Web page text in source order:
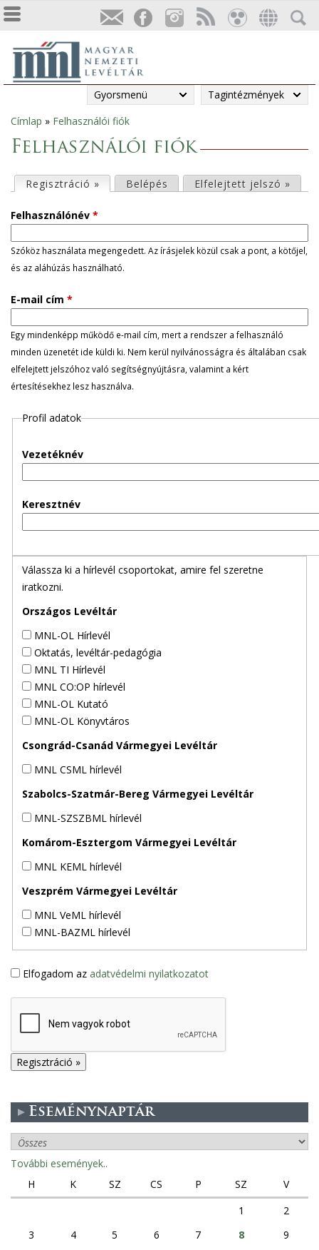
Gyorsmenü Tagintézmények
Jelenlegi
hely
Címlap » Felhasználói fiók
Felhasználói fiók
l
s
ő
d
l
e
g
e
Regisztráció » (aktív fül)
Belépés Elfelejtett jelszó »
Felhasználónév *
Szóköz használata megengedett. Az írásjelek közül csak a pont, a kötőjel,
és az aláhúzás használható.
E-mail cím *
Egy mindenképp működő e-mail cím, mert a rendszer a felhasználó
minden üzenetét ide küldi ki. Nem kerül nyilvánosságra és általában csak
elfelejtett jelszóhoz való segítségnyújtásra, valamint a kért
értesítésekhez lesz használva.
Profil adatok
Vezetéknév
Keresztnév
Válassza ki a hírlevél csoportokat, amire fel szeretne
iratkozni.
Országos Levéltár
MNL-OL Hírlevél
Oktatás, levéltár-pedagógia
MNL TI Hírlevél
MNL CO:OP hírlevél
MNL-OL Kutató
MNL-OL Könyvtáros
Csongrád-Csanád Vármegyei Levéltár
MNL CSML hírlevél
Szabolcs-Szatmár-Bereg Vármegyei Levéltár
MNL-SZSZBML hírlevél
Komárom-Esztergom Vármegyei Levéltár
MNL KEML hírlevél
Veszprém Vármegyei Levéltár
MNL VeML hírlevél
MNL-BAZML hírlevél
Elfogadom az adatvédelmi nyilatkozatot
Eseménynaptár
További események..
H
K SZ CS P SZ
V
1
2
3
4 5 6 7 8
9